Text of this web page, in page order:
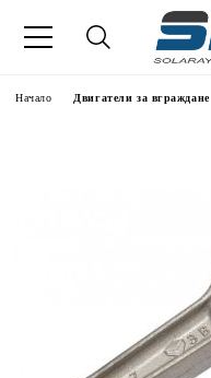
Начало Двигатели за вграждане